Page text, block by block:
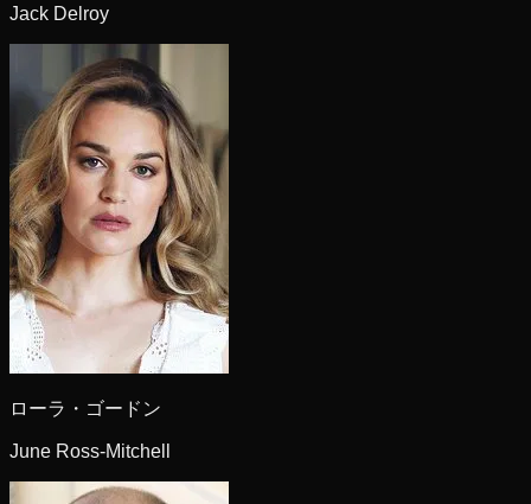
Jack Delroy
ローラ・ゴードン
June Ross-Mitchell